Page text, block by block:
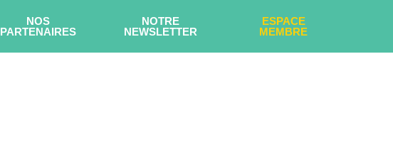
NOS
PARTENAIRES
NOTRE
NEWSLETTER
ESPACE
MEMBRE